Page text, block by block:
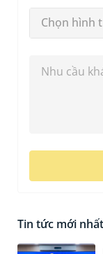
Chọn hình
Tin tức mới nhất